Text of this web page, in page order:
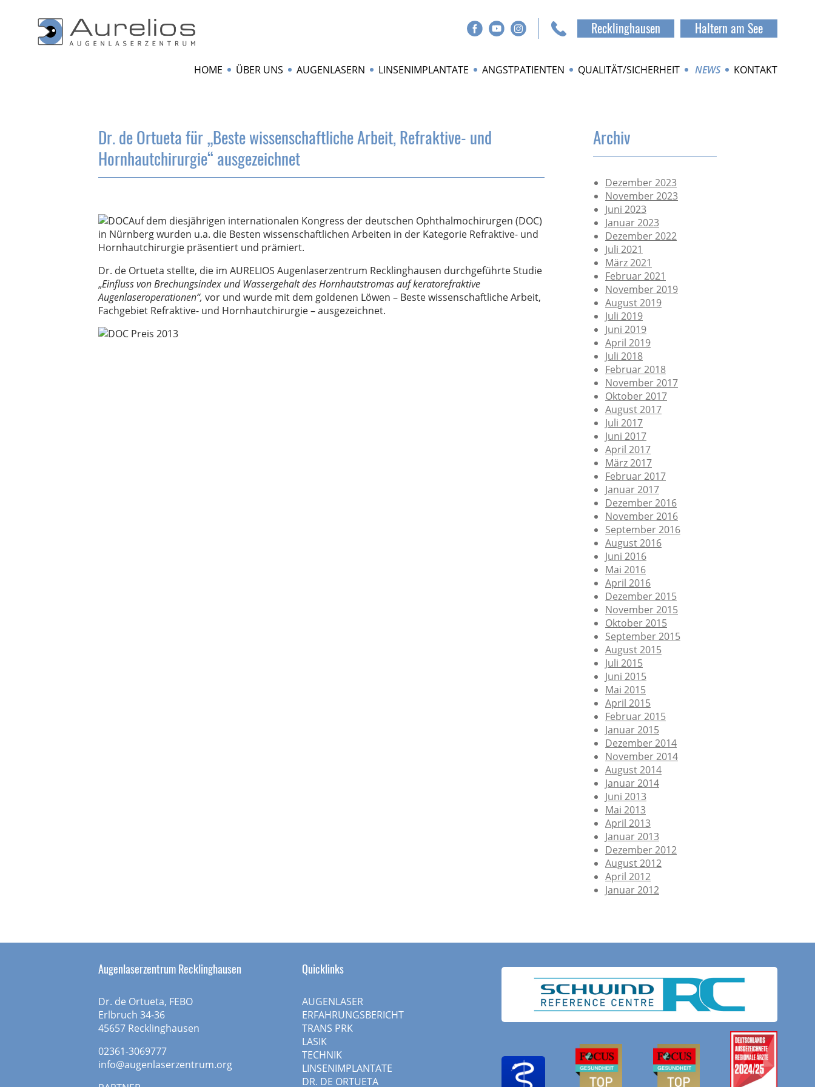
Recklinghausen Haltern am See
HOME ÜBER UNS AUGENLASERN LINSENIMPLANTATE ANGSTPATIENTEN QUALITÄT/SICHERHEIT NEWS KONTAKT
Dr. de Ortueta für „Beste wissenschaftliche Arbeit, Refraktive- und
Hornhautchirurgie“ ausgezeichnet
Auf dem diesjährigen internationalen Kongress der deutschen Ophthalmochirurgen (DOC)
in Nürnberg wurden u.a. die Besten wissenschaftlichen Arbeiten in der Kategorie Refraktive- und
Hornhautchirurgie präsentiert und prämiert.
Dr. de Ortueta stellte, die im AURELIOS Augenlaserzentrum Recklinghausen durchgeführte Studie
„Einfluss von Brechungsindex und Wassergehalt des Hornhautstromas auf keratorefraktive
Augenlaseroperationen“, vor und wurde mit dem goldenen Löwen – Beste wissenschaftliche Arbeit,
Fachgebiet Refraktive- und Hornhautchirurgie – ausgezeichnet.
Archiv
Dezember 2023
November 2023
Juni 2023
Januar 2023
Dezember 2022
Juli 2021
März 2021
Februar 2021
November 2019
August 2019
Juli 2019
Juni 2019
April 2019
Juli 2018
Februar 2018
November 2017
Oktober 2017
August 2017
Juli 2017
Juni 2017
April 2017
März 2017
Februar 2017
Januar 2017
Dezember 2016
November 2016
September 2016
August 2016
Juni 2016
Mai 2016
April 2016
Dezember 2015
November 2015
Oktober 2015
September 2015
August 2015
Juli 2015
Juni 2015
Mai 2015
April 2015
Februar 2015
Januar 2015
Dezember 2014
November 2014
August 2014
Januar 2014
Juni 2013
Mai 2013
April 2013
Januar 2013
Dezember 2012
August 2012
April 2012
Januar 2012
Augenlaserzentrum Recklinghausen
Dr. de Ortueta, FEBO
Erlbruch 34-36
45657 Recklinghausen
02361-3069777
info@augenlaserzentrum.org
Quicklinks
AUGENLASER
ERFAHRUNGSBERICHT
TRANS PRK
LASIK
TECHNIK
LINSENIMPLANTATE
DR. DE ORTUETA